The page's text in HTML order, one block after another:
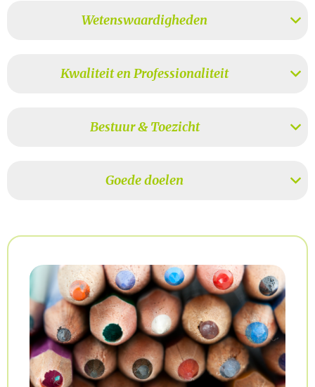
Wetenswaardigheden
Kwaliteit en Professionaliteit
Bestuur & Toezicht
Goede doelen